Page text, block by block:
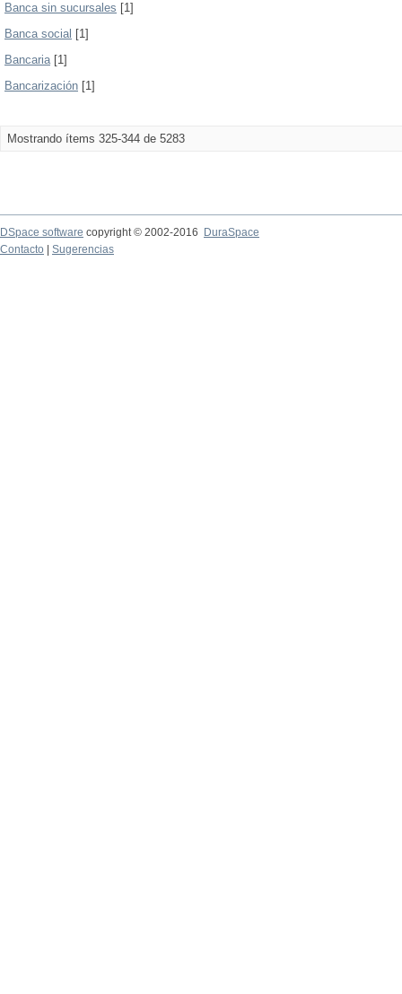
Banca sin sucursales [1]
Banca social [1]
Bancaria[1]
Bancarización [1]
Mostrando ítems 325-344 de 5283
DSpace software copyright © 2002-2016
DuraSpace
Contacto
Sugerencias